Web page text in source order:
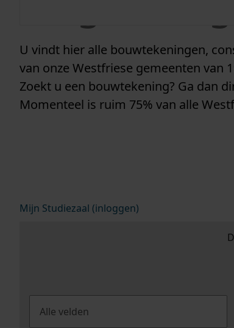
U vindt hier alle bouwtekeningen,
van onze Westfriese gemeenten van
Zoekt u een bouwtekening? Ga dan
Momenteel is ruim 75% van alle
Mijn Studiezaal (inloggen)